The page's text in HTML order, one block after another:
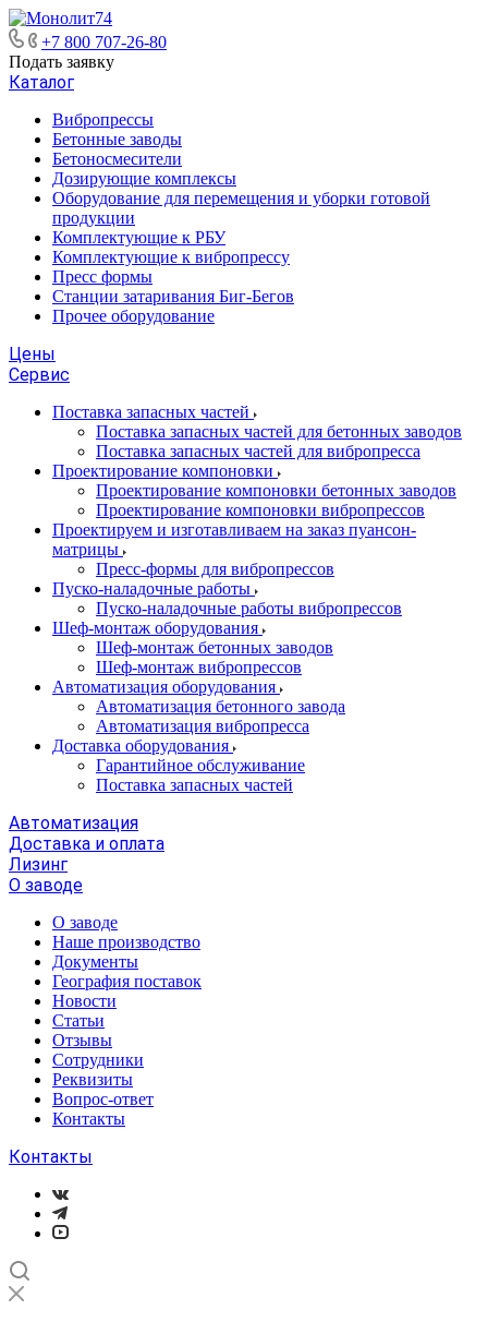
+7 800 707-26-80
Подать заявку
Каталог
Вибропрессы
Бетонные заводы
Бетоносмесители
Дозирующие комплексы
Оборудование для перемещения и уборки готовой
продукции
Комплектующие к РБУ
Комплектующие к вибропрессу
Пресс формы
Станции затаривания Биг-Бегов
Прочее оборудование
Цены
Сервис
Поставка запасных частей
Поставка запасных частей для бетонных заводов
Поставка запасных частей для вибропресса
Проектирование компоновки
Проектирование компоновки бетонных заводов
Проектирование компоновки вибропрессов
Проектируем и изготавливаем на заказ пуансон-
матрицы
Пресс-формы для вибропрессов
Пуско-наладочные работы
Пуско-наладочные работы вибропрессов
Шеф-монтаж оборудования
Шеф-монтаж бетонных заводов
Шеф-монтаж вибропрессов
Автоматизация оборудования
Автоматизация бетонного завода
Автоматизация вибропресса
Доставка оборудования
Гарантийное обслуживание
Поставка запасных частей
Автоматизация
Доставка и оплата
Лизинг
О заводе
О заводе
Наше производство
Документы
География поставок
Новости
Статьи
Отзывы
Сотрудники
Реквизиты
Вопрос-ответ
Контакты
Контакты